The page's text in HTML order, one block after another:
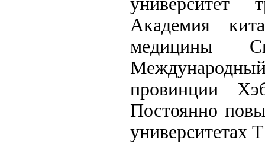
Академия
медицины
провинции
Постоянно
университетах